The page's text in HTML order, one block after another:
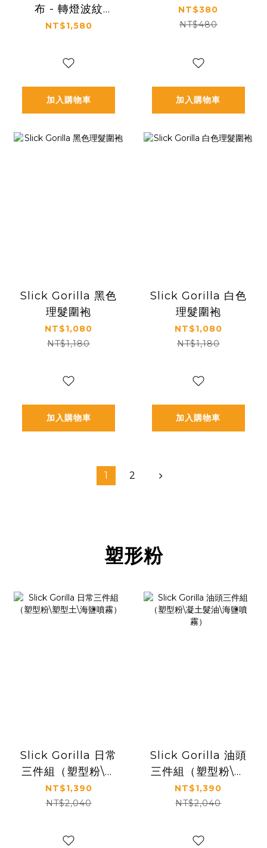
布 - 轉燈波紋
#0023
NT$1,580
加入購物車
NT$380
NT$480
加入購物車
Slick Gorilla 黑色
理髮圍袍
NT$1,080
NT$1,180
加入購物車
Slick Gorilla 白色
理髮圍袍
NT$1,080
NT$1,180
加入購物車
1 2
塑形粉
Slick Gorilla 日常
三件組（塑型粉\塑
型土\海鹽噴霧）
NT$1,390
NT$2,040
Slick Gorilla 油頭
三件組（塑型粉\凝
土髮油\海鹽噴霧）
NT$1,390
NT$2,040